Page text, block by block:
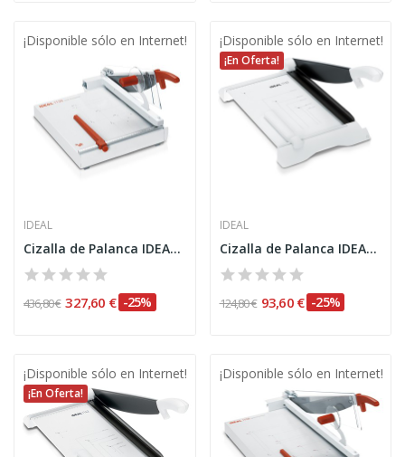
¡Disponible sólo en Internet!
IDEAL
Cizalla de Palanca IDEAL 1138
436,80 € 327,60 € -25%
¡Disponible sólo en Internet!
¡En Oferta!
IDEAL
Cizalla de Palanca IDEAL 1133
124,80 € 93,60 € -25%
¡Disponible sólo en Internet!
¡En Oferta!
¡Disponible sólo en Internet!